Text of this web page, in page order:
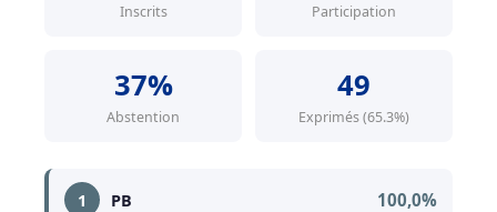
Inscrits Participation
37%
Abstention
49
Exprimés (65.3%)
1 PB 100,0%